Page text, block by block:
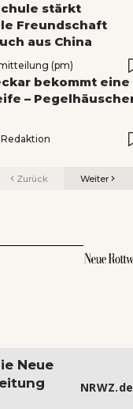
stärkt
Freundschaft
aus China
(pm)
bekommt eine
–
Zurück Weiter
Neue